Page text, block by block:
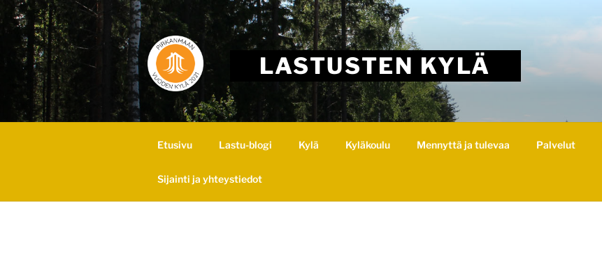
Skip
to
content
LASTUSTEN KYLÄ
Etusivu Lastu-blogi Kylä Kyläkoulu Mennyttä ja tulevaa Palvelut
Sijainti ja yhteystiedot